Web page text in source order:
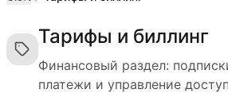
Тарифы и биллинг
Финансовый раздел:
платежи и управление